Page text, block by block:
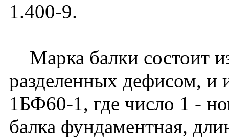
1.400-9.
Марка балки состоит
разделенных дефисом, и
1БФ60-1, где число 1 -
балка фундаментная,